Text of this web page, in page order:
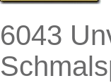
6043